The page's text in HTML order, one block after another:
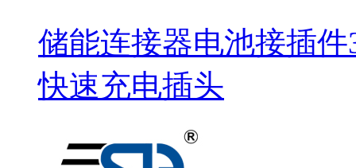
储能连接器电池接插
快速充电插头